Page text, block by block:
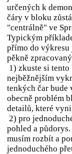
určených k
čáry v bloku
"centrálně" ve
Typickým
přímo do výkresu
pěkně
1) zkuste si
nejběžnějším
tenkých čar bude
obecně problém
detailů, které
2) pro
pohled a
musím rozbít a
jednoduchého